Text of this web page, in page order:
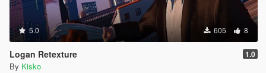
5.0 605 8
Logan Retexture 1.0
By Kisko